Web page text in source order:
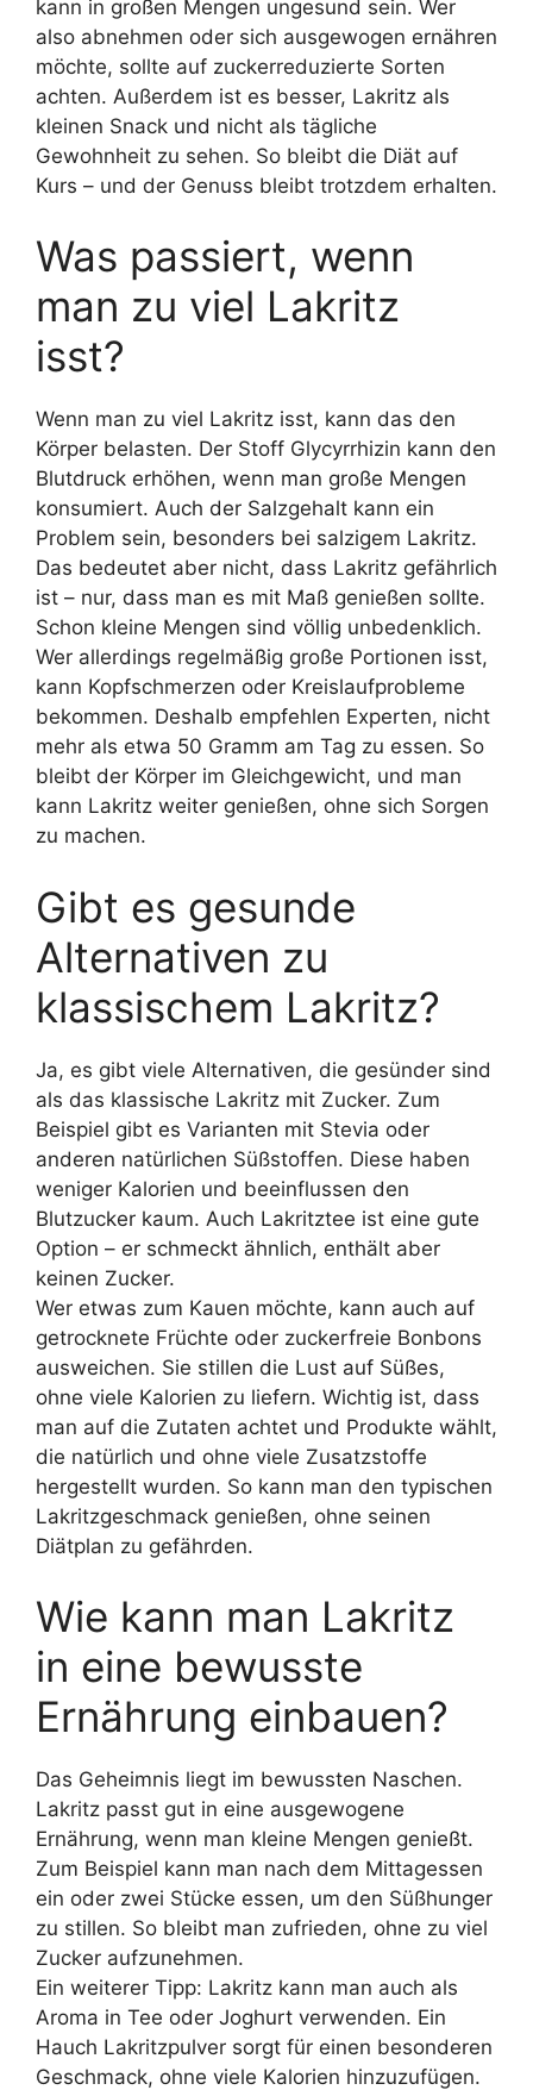
kann in großen Mengen ungesund sein. Wer
also abnehmen oder sich ausgewogen ernähren
möchte, sollte auf zuckerreduzierte Sorten
achten. Außerdem ist es besser, Lakritz als
kleinen Snack und nicht als tägliche
Gewohnheit zu sehen. So bleibt die Diät auf
Kurs – und der Genuss bleibt trotzdem erhalten.
Was passiert, wenn
man zu viel Lakritz
isst?
Wenn man zu viel Lakritz isst, kann das den
Körper belasten. Der Stoff Glycyrrhizin kann den
Blutdruck erhöhen, wenn man große Mengen
konsumiert. Auch der Salzgehalt kann ein
Problem sein, besonders bei salzigem Lakritz.
Das bedeutet aber nicht, dass Lakritz gefährlich
ist – nur, dass man es mit Maß genießen sollte.
Schon kleine Mengen sind völlig unbedenklich.
Wer allerdings regelmäßig große Portionen isst,
kann Kopfschmerzen oder Kreislaufprobleme
bekommen. Deshalb empfehlen Experten, nicht
mehr als etwa 50 Gramm am Tag zu essen. So
bleibt der Körper im Gleichgewicht, und man
kann Lakritz weiter genießen, ohne sich Sorgen
zu machen.
Gibt es gesunde
Alternativen zu
klassischem Lakritz?
Ja, es gibt viele Alternativen, die gesünder sind
als das klassische Lakritz mit Zucker. Zum
Beispiel gibt es Varianten mit Stevia oder
anderen natürlichen Süßstoffen. Diese haben
weniger Kalorien und beeinflussen den
Blutzucker kaum. Auch Lakritztee ist eine gute
Option – er schmeckt ähnlich, enthält aber
keinen Zucker.
Wer etwas zum Kauen möchte, kann auch auf
getrocknete Früchte oder zuckerfreie Bonbons
ausweichen. Sie stillen die Lust auf Süßes,
ohne viele Kalorien zu liefern. Wichtig ist, dass
man auf die Zutaten achtet und Produkte wählt,
die natürlich und ohne viele Zusatzstoffe
hergestellt wurden. So kann man den typischen
Lakritzgeschmack genießen, ohne seinen
Diätplan zu gefährden.
Wie kann man Lakritz
in eine bewusste
Ernährung einbauen?
Das Geheimnis liegt im bewussten Naschen.
Lakritz passt gut in eine ausgewogene
Ernährung, wenn man kleine Mengen genießt.
Zum Beispiel kann man nach dem Mittagessen
ein oder zwei Stücke essen, um den Süßhunger
zu stillen. So bleibt man zufrieden, ohne zu viel
Zucker aufzunehmen.
Ein weiterer Tipp: Lakritz kann man auch als
Aroma in Tee oder Joghurt verwenden. Ein
Hauch Lakritzpulver sorgt für einen besonderen
Geschmack, ohne viele Kalorien hinzuzufügen.